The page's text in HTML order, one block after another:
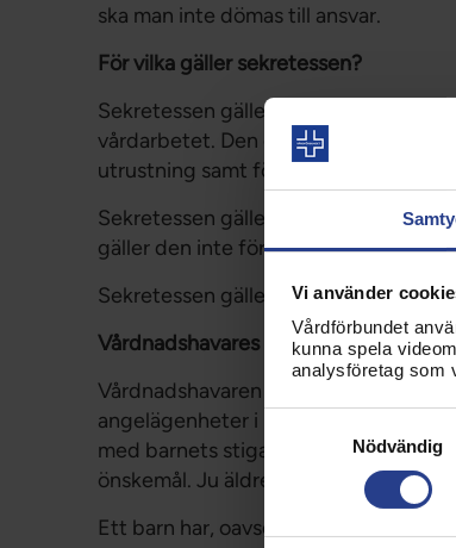
Vi använder
Vårdförbundet
kunna spela
analysföretag som
Nödvändig
ska man inte dömas till ansvar.
För vilka gäller sekretessen?
Sekretessen gäller för all hälso- och
vårdarbetet. Den gäller även för
utrustning samt för tolkar.
Sekretessen gäller även för den som
gäller den inte för elever som endast
Sekretessen gäller även sedan
Vårdnadshavares rätt till insyn
Vårdnadshavaren har genom sitt
angelägenheter i regel rätt att ta del
med barnets stigande ålder och
önskemål. Ju äldre och mognare
Ett barn har, oavsett ålder och